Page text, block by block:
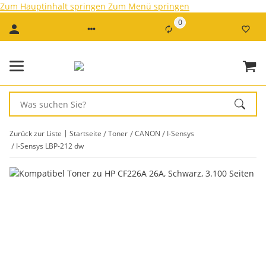
Zum Hauptinhalt springen Zum Menü springen
0
Zurück zur Liste Startseite Toner CANON
I-Sensys
I-Sensys LBP-212 dw